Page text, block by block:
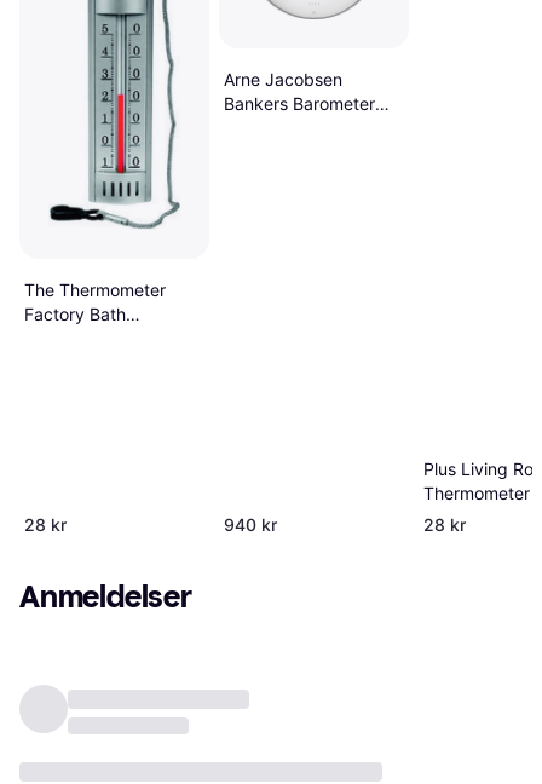
The Thermometer
Factory Bath
28 kr
Arne Jacobsen
Bankers Barometer
940 kr
Plus Living
Thermometer
28 kr
Anmeldelser